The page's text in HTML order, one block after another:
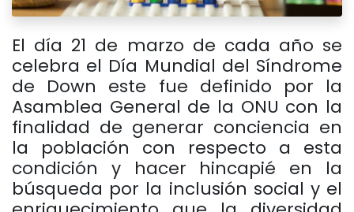
El día 21 de marzo de cada año se
celebra el Día Mundial del Síndrome
de Down este fue definido por la
Asamblea General de la ONU con la
finalidad de generar conciencia en
la población con respecto a esta
condición y hacer hincapié en la
búsqueda por la inclusión social y el